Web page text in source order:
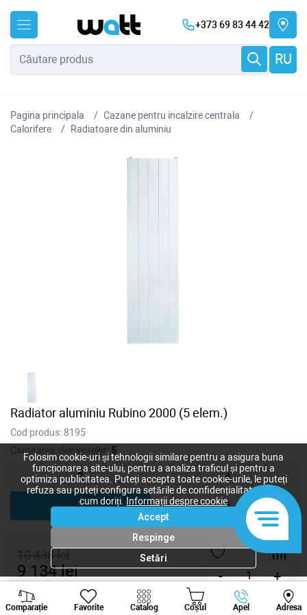
+373 69 83 44 42
RU
Pagina principala
Cazane pentru incalzire centrala
Сalorifere
Radiatoare din aluminiu
Radiator aluminiu Rubino 2000 (5 elem.)
Cod produs: 8195
Cantitatea elementelor: 5
3 4
5 6
10 438lei
9 134lei - +
Cumpără acum
Comparație Favorite Catalog Coșul Apel Adresa
Viber Whatsapp
Folosim cookie-uri și tehnologii similare pentru a asigura buna
funcționare a site-ului, pentru a analiza traficul și pentru a
optimiza publicitatea. Puteți accepta toate cookie-urile, le puteți
refuza sau puteți configura setările de confidențialitate după
cum doriți.
Informații despre cookie
Accept
Respinge
Setări